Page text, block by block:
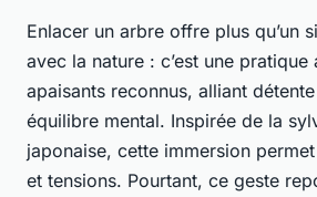
Enlacer un arbre offre plus qu’un
avec la nature : c’est une pratique
apaisants reconnus, alliant
équilibre mental. Inspirée de la
japonaise, cette immersion
et tensions. Pourtant, ce geste